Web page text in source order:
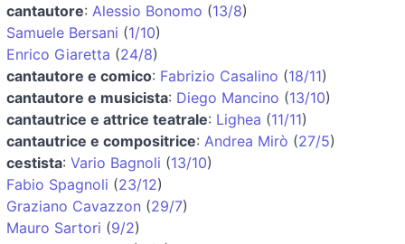
cantautore: Alessio Bonomo (13/8)
Samuele Bersani (1/10)
Enrico Giaretta (24/8)
cantautore e comico: Fabrizio Casalino (18/11)
cantautore e musicista: Diego Mancino (13/10)
cantautrice e attrice teatrale: Lighea (11/11)
cantautrice e compositrice: Andrea Mirò (27/5)
cestista: Vario Bagnoli (13/10)
Fabio Spagnoli (23/12)
Graziano Cavazzon (29/7)
Mauro Sartori (9/2)